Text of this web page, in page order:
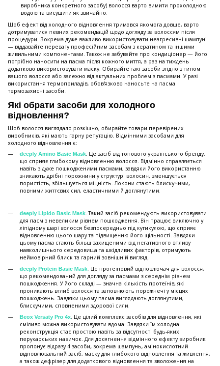
виробника конкретного засобу) волосся варто вимити прохолодною
водою та висушити як звичайно.
Щоб ефект від холодного відновлення тримався якомога довше, варто
дотримуватися певних рекомендацій щодо догляду за волоссям після
процедури. Зокрема дуже важливо використовувати неагресивні шампуні
— віддавайте перевагу професійним засобам з кератином та іншими
живильними компонентами. Також не забувайте про кондиціонер — його
потрібно наносити на пасма після кожного миття, а раз на тиждень
додатково використовувати маску. Обирайте такі засоби згідно з типом
вашого волосся або залежно від актуальних проблем з пасмами. У разі
використання термоприладів, обов'язково наносьте на пасма
термозахисні засоби.
Які обрати засоби для холодного
відновлення?
Щоб волосся виглядало розкішно, обирайте товари перевірених
виробників, які мають гарну репутацію. Відмінними засобами для
холодного відновлення є:
deeply Amino Basic Mask. Це засіб від топового українського бренду,
що сприяє глибокому відновленню волосся. Відмінно справляється
навіть з дуже пошкодженими пасмами, завдяки його використанню
зникають дрібні порожнини у структурі волосин, зменшується
пористість, збільшується міцність. Локони стають блискучими,
повними життєвих сил, еластичними й доглянутими.
deeply Lipido Basic Mask . Такий засіб рекомендують використовувати
для пасм з невеликим рівнем пошкодження. Він працює виключно у
ліпідному шарі волосся безпосередньо під кутикулою, що сприяє
відновленню цього шару та підвищенню його щільності. Завдяки
цьому пасма стають більш захищеними від негативного впливу
навколишнього середовища та шкідливих факторів, отримують
неймовірний блиск та гарний зовнішній вигляд.
deeply Protein Basic Mask. Це протеїновий відновлючач для волосся,
що рекомендований для догляду за пасмами з середнім рівнем
пошкодження. У його складі — значна кількість протеїнів, які
проникають вглиб волосся та заповнюють порожнечі у місцях
пошкоджень. Завдяки цьому пасма виглядають доглянутими,
блискучими, сповненими здорової сили.
Beox Versaty Pro 4x. Це цілий комплекс засобів для відновлення, які
сміливо можна використовувати вдома. Завдяки їм холодна
реконструкція стає простою навіть за відсутності будь-яких
перукарських навичок. Для досягнення відмінного ефекту виробник
пропонує відразу 4 засоби, зокрема шампунь, амінокислотний
відновлювальний засіб, маску для глибокого відновлення та живлення,
а також дефрізер для додаткового відновлення та зволоження на